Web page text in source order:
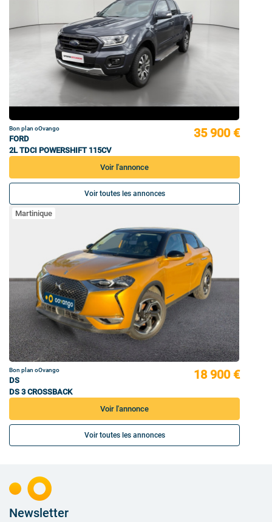
Bon plan oOvango
FORD
2L TDCI POWERSHIFT 115CV
35 900 €
Voir l'annonce
Voir toutes les annonces
Martinique
Bon plan oOvango
DS
DS 3 CROSSBACK
18 900 €
Voir l'annonce
Voir toutes les annonces
Newsletter